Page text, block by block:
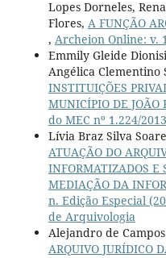
Lopes Dorneles,
Flores, A FUNÇÃO
, Archeion Online: v.
Emmily Gleide
Angélica Clementino
INSTITUIÇÕES
MUNICÍPIO DE
do MEC nº 1.224/2013
Lívia Braz Silva
ATUAÇÃO DO
INFORMATIZADOS E
MEDIAÇÃO DA
n. Edição Especial
de Arquivologia
Alejandro de
ARQUIVO JURÍDICO